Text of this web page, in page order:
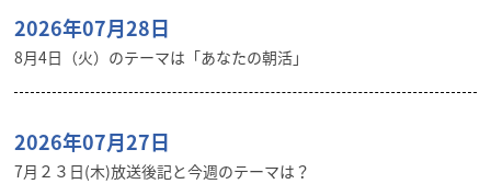
2026年07月28日
8月4日（火）のテーマは「あなたの朝活」
2026年07月27日
7月２３日(木)放送後記と今週のテーマは？